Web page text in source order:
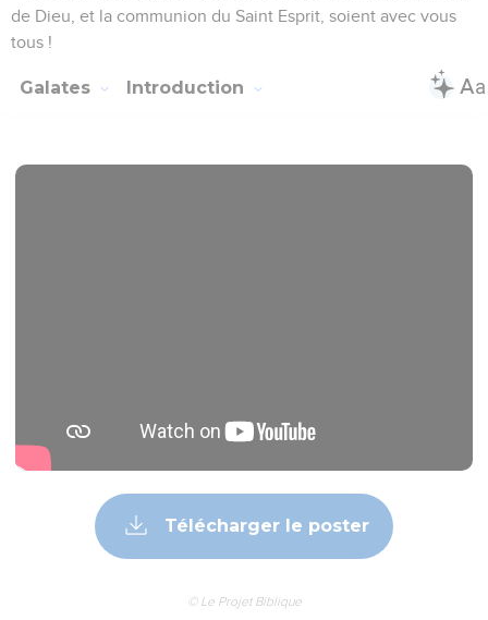
de Dieu, et la communion du Saint Esprit, soient avec vous
tous !
Galates Introduction
Télécharger le poster
© Le Projet Biblique